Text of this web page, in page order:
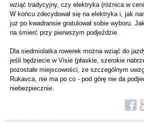
wziąć tradycyjny, czy elektryka (różnica w
W końcu zdecydował się na elektryka i, jak
już po kwadransie gratulował sobie wyboru.
na śmierć przy pierwszym podjeździe.
Dla siedmiolatka rowerek można wziąć do
jeśli będziecie w Visie (płaskie, szerokie
pozostałe miejscowości, ze szczególnym
Rukavca, nie ma po co - pod górę nie da
niebezpiecznie.